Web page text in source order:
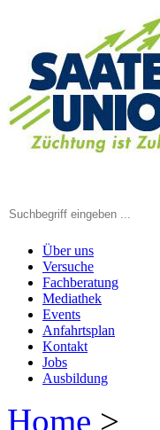
Über uns
Versuche
Fachberatung
Mediathek
Events
Anfahrtsplan
Kontakt
Jobs
Ausbildung
Home >